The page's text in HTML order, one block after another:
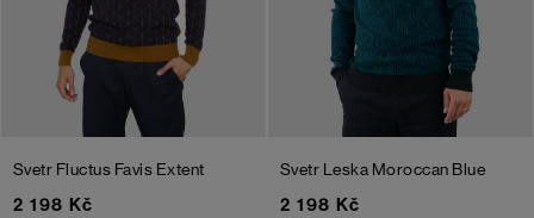
Svetr Fluctus Favis Extent
2 198 Kč
Svetr Leska Moroccan Blue
2 198 Kč